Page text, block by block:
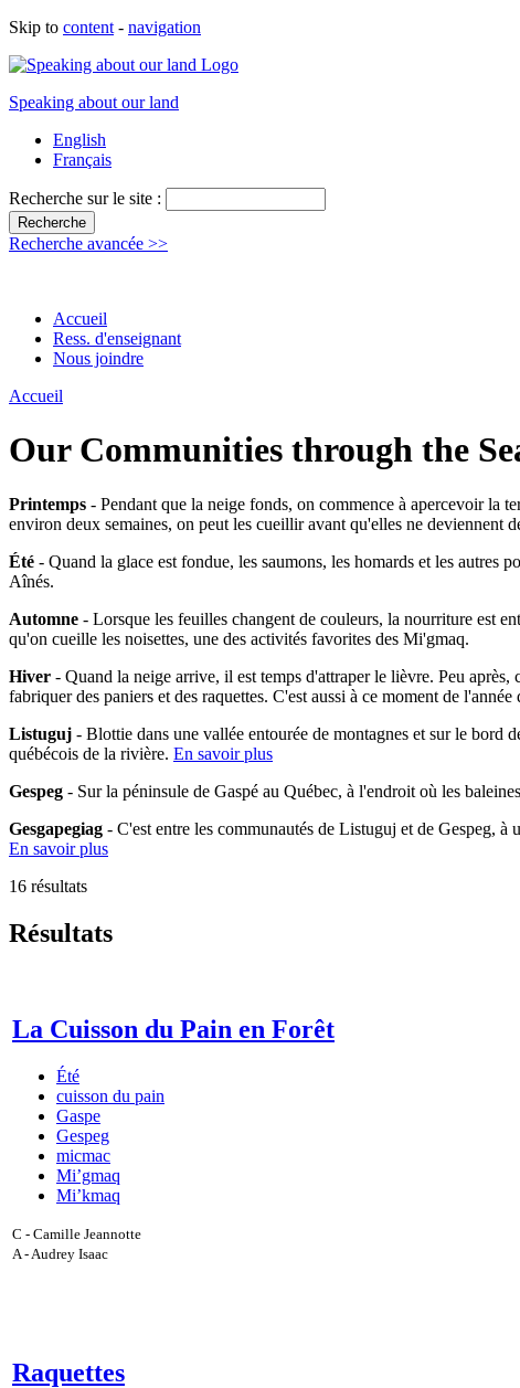
Skip to content - navigation
Speaking about our land
English
Français
Recherche sur le site :
Recherche avancée >>
Accueil
Ress. d'enseignant
Nous joindre
Accueil
Our Communities through the
Printemps - Pendant que la neige fonds, on commence à apercevoir la
environ deux semaines, on peut les cueillir avant qu'elles ne deviennent
Été - Quand la glace est fondue, les saumons, les homards et les autres
Aînés.
Automne - Lorsque les feuilles changent de couleurs, la nourriture est
qu'on cueille les noisettes, une des activités favorites des Mi'gmaq.
Hiver - Quand la neige arrive, il est temps d'attraper le lièvre. Peu
fabriquer des paniers et des raquettes. C'est aussi à ce moment de
Listuguj - Blottie dans une vallée entourée de montagnes et sur le
québécois de la rivière. En savoir plus
Gespeg - Sur la péninsule de Gaspé au Québec, à l'endroit où les
Gesgapegiag - C'est entre les communautés de Listuguj et de Gespeg,
En savoir plus
16 résultats
Résultats
La Cuisson du Pain en Forêt
Été
cuisson du pain
Gaspe
Gespeg
micmac
Mi’gmaq
Mi’kmaq
C - Camille Jeannotte
A - Audrey Isaac
Raquettes